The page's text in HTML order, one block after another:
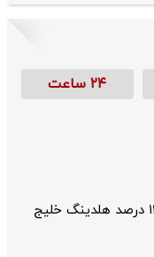
۲۴ ساعت
ناگفته‌های قربانزاده از واگذاری ۱۲ درصد هلدینگ خلیج